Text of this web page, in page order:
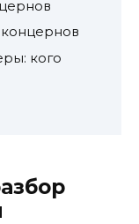
кого